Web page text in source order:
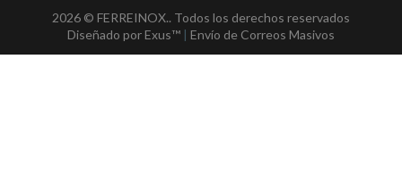
2026 © FERREINOX.. Todos los derechos reservados
Diseñado por Exus™ | Envío de Correos Masivos